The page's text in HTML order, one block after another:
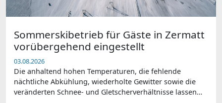
Sommerskibetrieb für Gäste in Zermatt
vorübergehend eingestellt
03.08.2026
Die anhaltend hohen Temperaturen, die fehlende
nächtliche Abkühlung, wiederholte Gewitter sowie die
veränderten Schnee- und Gletscherverhältnisse lassen